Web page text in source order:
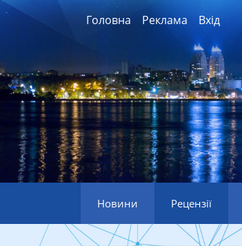
Головна Реклама Вхід
Новини Рецензії